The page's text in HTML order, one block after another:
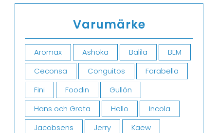
Varumärke
Aromax Ashoka Balila
BEM
Ceconsa
Conguitos
Farabella
Fini
Foodin
Gullón
Hans och Greta
Hello
Incola
Jacobsens
Jerry
Kaew